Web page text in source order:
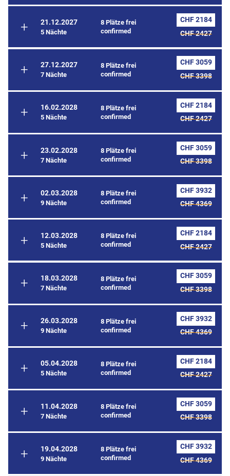
21.12.2027
5 Nächte
8 Plätze frei
confirmed
CHF 2184
CHF 2427
27.12.2027
7 Nächte
8 Plätze frei
confirmed
CHF 3059
CHF 3398
16.02.2028
5 Nächte
8 Plätze frei
confirmed
CHF 2184
CHF 2427
23.02.2028
7 Nächte
8 Plätze frei
confirmed
CHF 3059
CHF 3398
02.03.2028
9 Nächte
8 Plätze frei
confirmed
CHF 3932
CHF 4369
12.03.2028
5 Nächte
8 Plätze frei
confirmed
CHF 2184
CHF 2427
18.03.2028
7 Nächte
8 Plätze frei
confirmed
CHF 3059
CHF 3398
26.03.2028
9 Nächte
8 Plätze frei
confirmed
CHF 3932
CHF 4369
05.04.2028
5 Nächte
8 Plätze frei
confirmed
CHF 2184
CHF 2427
11.04.2028
7 Nächte
8 Plätze frei
confirmed
CHF 3059
CHF 3398
19.04.2028
9 Nächte
8 Plätze frei
confirmed
CHF 3932
CHF 4369